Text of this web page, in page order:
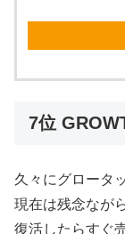
7位
久々にグロータ
現在は残念なが
復活したらすぐ